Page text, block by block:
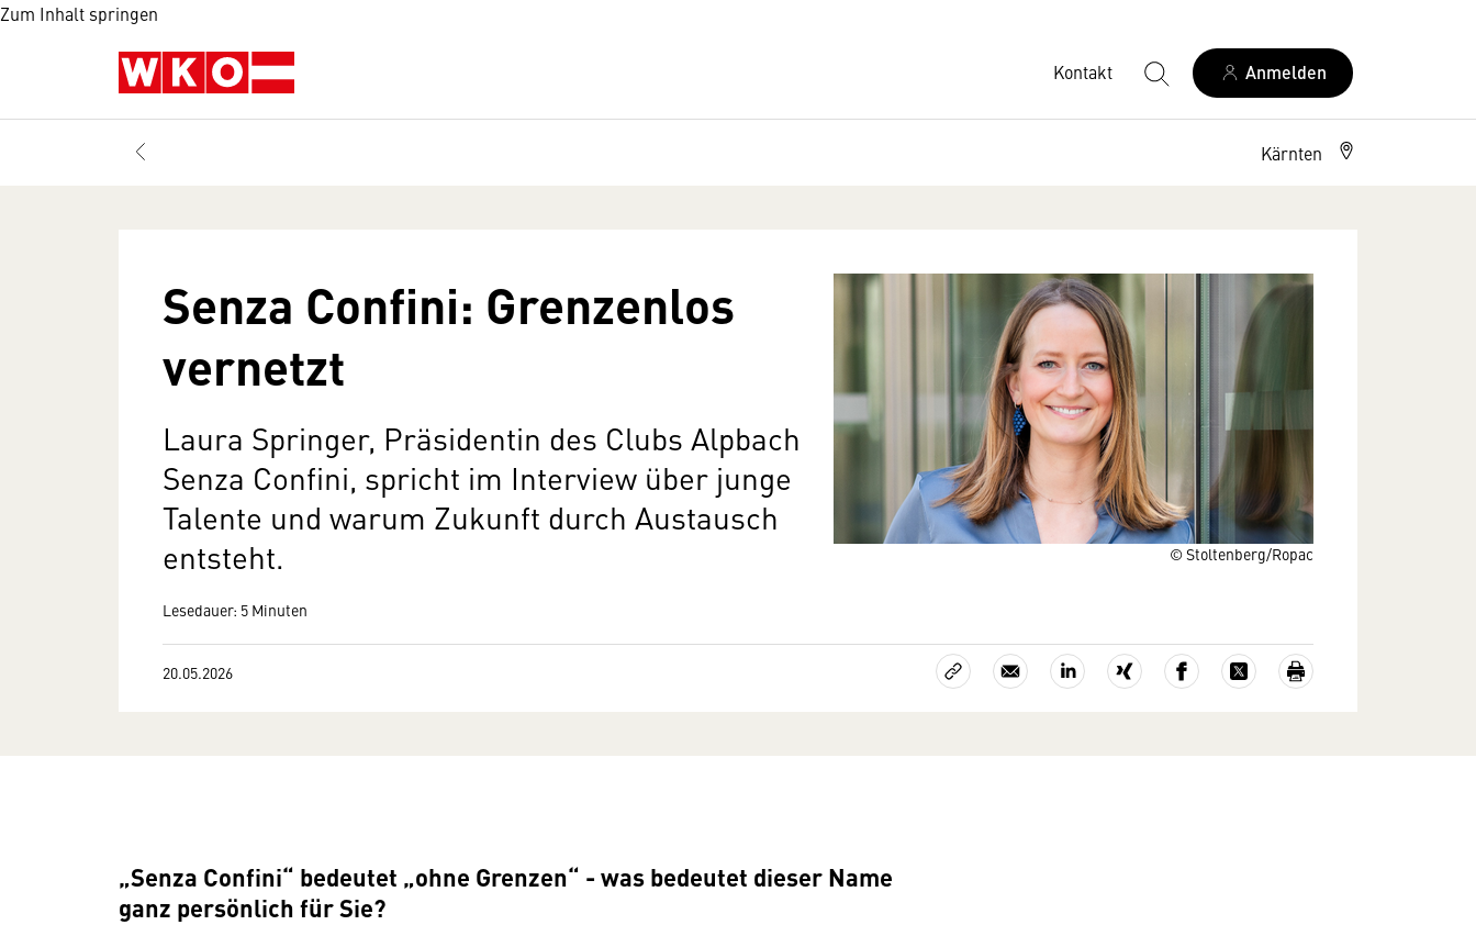
Zum Inhalt springen
Kontakt Anmelden
Kärnten
© Stoltenberg/Ropac
Senza Confini: Grenzenlos
vernetzt
Laura Springer, Präsidentin des Clubs Alpbach
Senza Confini, spricht im Interview über junge
Talente und warum Zukunft durch Austausch
entsteht.
Lesedauer: 5 Minuten
20.05.2026
„Senza Confini“ bedeutet „ohne Grenzen“ - was bedeutet dieser Name
ganz persönlich für Sie?